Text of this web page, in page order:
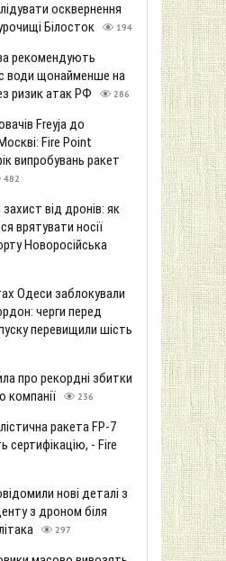
осквернення
Білосток
194
рекомендують
води щонайменше на
ризик атак РФ
286
Freyja до
Fire Point
випробувань ракет
482
від дронів: як
врятувати носії
Новоросійська
Одеси заблокували
черги перед
перевищили шість
про рекордні збитки
компанії
236
ракета FP-7
сертифікацію, - Fire
нові деталі з
з дроном біля
297